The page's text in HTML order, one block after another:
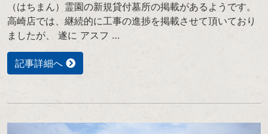
（はちまん）霊園の新規貸付墓所の掲載があるようです。
高崎店では、継続的に工事の進捗を掲載させて頂いており
ましたが、 遂に アスフ …
記事詳細へ